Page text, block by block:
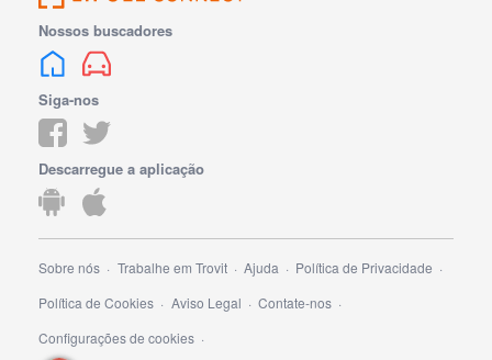
Nossos buscadores
Siga-nos
Descarregue a aplicação
Sobre nós Trabalhe em Trovit Ajuda
Política de Privacidade
Política de Cookies
Aviso Legal
Contate-nos
Configurações de cookies